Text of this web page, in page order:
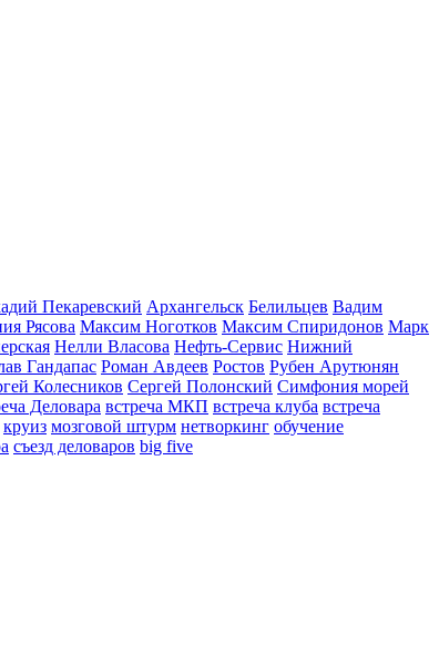
Пекаревский Архангельск Белильцев Вадим
Рясова Максим Ноготков Максим Спиридонов Марк
Нелли Власова Нефть-Сервис Нижний
Гандапас Роман Авдеев Ростов Рубен Арутюнян
Колесников Сергей Полонский Симфония морей
Деловара встреча МКП встреча клуба встреча
круиз мозговой штурм нетворкинг обучение
съезд деловаров big five